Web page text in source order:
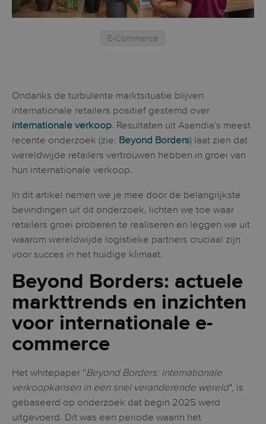
E-Commerce
Ondanks de turbulente marktsituatie blijven
internationale retailers positief gestemd over
internationale verkoop. Resultaten uit Asendia’s meest
recente onderzoek (zie: Beyond Borders) laat zien dat
wereldwijde retailers vertrouwen hebben in groei van
hun internationale verkoop.
In dit artikel nemen we je mee door de belangrijkste
bevindingen uit dit onderzoek, lichten we toe waar
retailers groei proberen te realiseren en leggen we uit
waarom wereldwijde logistieke partners cruciaal zijn
voor succes in het huidige klimaat.
Beyond Borders: actuele
markttrends en inzichten
voor internationale e-
commerce
Het whitepaper ''Beyond Borders: internationale
verkoopkansen in een snel veranderende wereld'', is
gebaseerd op onderzoek dat begin 2025 werd
uitgevoerd. Dit was een periode waarin het